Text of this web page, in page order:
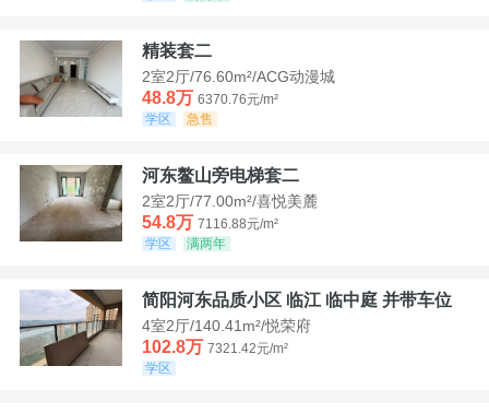
精装套二
2室2厅/76.60m²/ACG动漫城
48.8万 6370.76元/m²
学区
急售
河东鳌山旁电梯套二
2室2厅/77.00m²/喜悦美麓
54.8万 7116.88元/m²
学区
满两年
简阳河东品质小区 临江 临中庭 并带车位
4室2厅/140.41m²/悦荣府
102.8万 7321.42元/m²
学区